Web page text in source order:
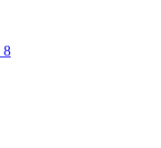
8